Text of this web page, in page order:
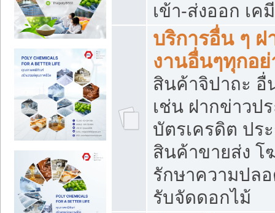
เข้า-ส่งออก เ
บริการอื่น ๆ
งานอื่นๆทุกอ
สินค้าจิปาถะ อื่
เช่น ฝากข่าวป
บัตรเครดิต ปร
สินค้าขายส่ง
รักษาความปล
รับจัดดอกไม้